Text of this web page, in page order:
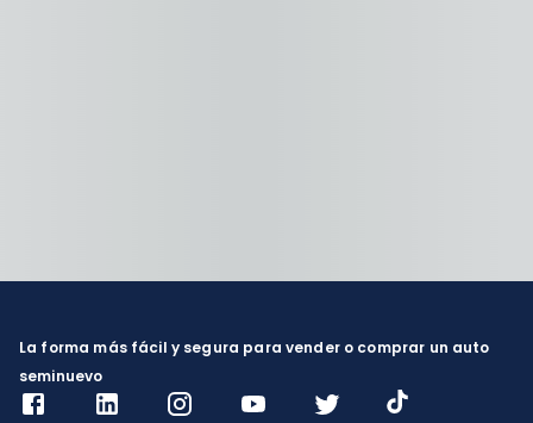
La forma más fácil y segura para vender o comprar un auto
seminuevo